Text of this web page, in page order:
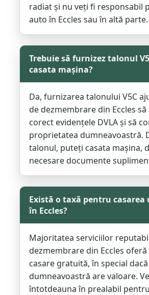
radiat și nu veți fi responsabil
auto în Eccles sau în altă parte.
Trebuie să furnizez talonul
casata mașina?
Da, furnizarea talonului V5C
de dezmembrare din Eccles
corect evidențele DVLA și să
proprietatea dumneavoastră.
talonul, puteți casata mașina,
necesare documente
Există o taxă pentru casarea
în Eccles?
Majoritatea serviciilor
dezmembrare din Eccles
casare gratuită, în special
dumneavoastră are valoare.
întotdeauna în prealabil